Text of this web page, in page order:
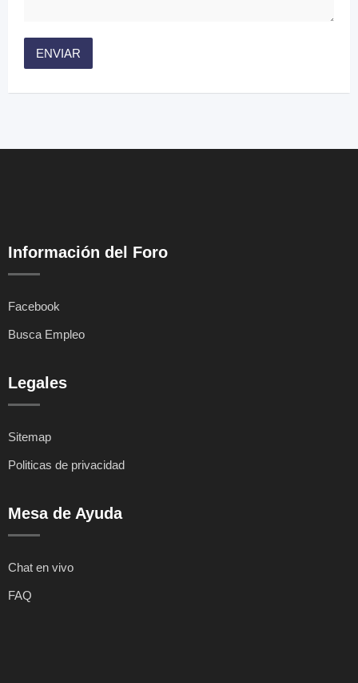
Información del Foro
Facebook
Busca Empleo
Legales
Sitemap
Politicas de privacidad
Mesa de Ayuda
Chat en vivo
FAQ